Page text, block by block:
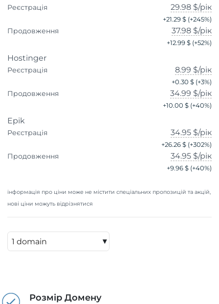
Реєстрація 29.98 $/рік
+21.29 $ (+245%)
Продовження 37.98 $/рік
+12.99 $ (+52%)
Hostinger
Реєстрація 8.99 $/рік
+0.30 $ (+3%)
Продовження 34.99 $/рік
+10.00 $ (+40%)
Epik
Реєстрація 34.95 $/рік
+26.26 $ (+302%)
Продовження 34.95 $/рік
+9.96 $ (+40%)
інформація про ціни може не містити спеціальних пропозицій та акцій,
нові ціни можуть відрізнятися
▾
Розмір Домену